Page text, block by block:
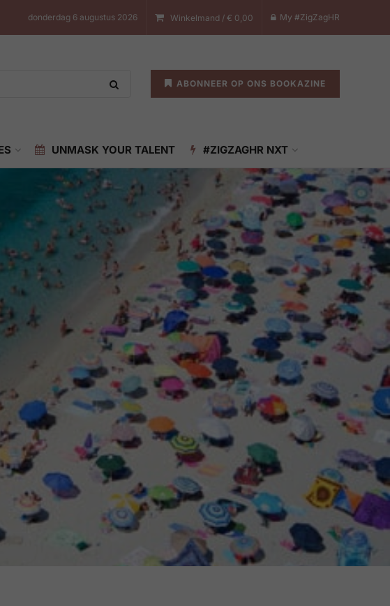
donderdag 6 augustus 2026 Winkelmand / € 0,00 My #ZigZagHR
ABONNEER OP ONS BOOKAZINE
UNMASK YOUR TALENT #ZIGZAGHR NXT